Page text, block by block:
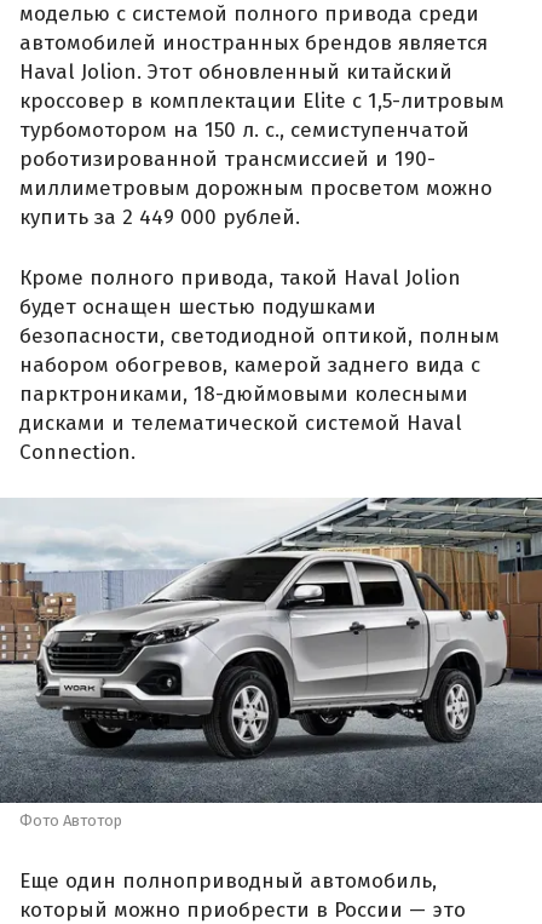
моделью с системой полного привода среди
автомобилей иностранных брендов является
Haval Jolion. Этот обновленный китайский
кроссовер в комплектации Elite с 1,5-литровым
турбомотором на 150 л. с., семиступенчатой
роботизированной трансмиссией и 190-
миллиметровым дорожным просветом можно
купить за 2 449 000 рублей.
Кроме полного привода, такой Haval Jolion
будет оснащен шестью подушками
безопасности, светодиодной оптикой, полным
набором обогревов, камерой заднего вида с
парктрониками, 18-дюймовыми колесными
дисками и телематической системой Haval
Connection.
Фото Автотор
Еще один полноприводный автомобиль,
который можно приобрести в России — это